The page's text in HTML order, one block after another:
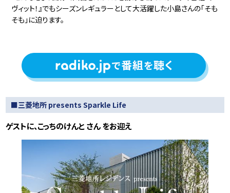
ヴィット！』でもシーズンレギュラーとして大活躍した小島さんの「そも
そも」に迫ります。
■三菱地所 presents Sparkle Life
ゲストに、こっちのけんと さん をお迎え